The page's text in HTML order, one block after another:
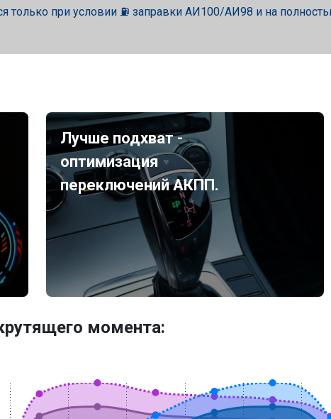
только при условии ⛽ заправки АИ100/АИ98 и на
Лучше подхват -
оптимизация
переключений АКПП.
момента: